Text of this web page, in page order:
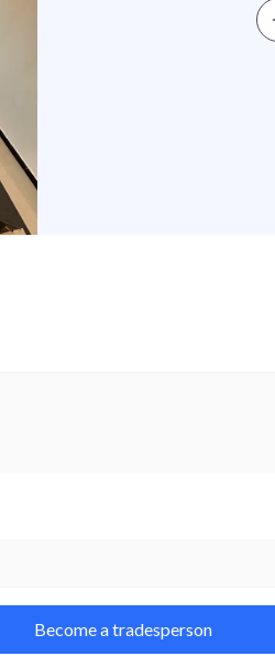
Become a tradesperson